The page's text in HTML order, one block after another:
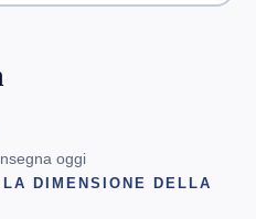
oggi
DIMENSIONE DELLA